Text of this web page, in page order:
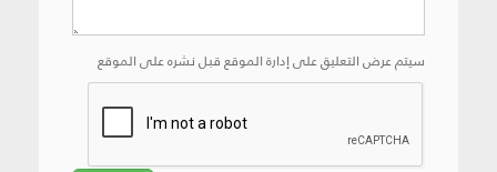
سيتم عرض التعليق على إدارة الموقع قبل نشره على الموقع